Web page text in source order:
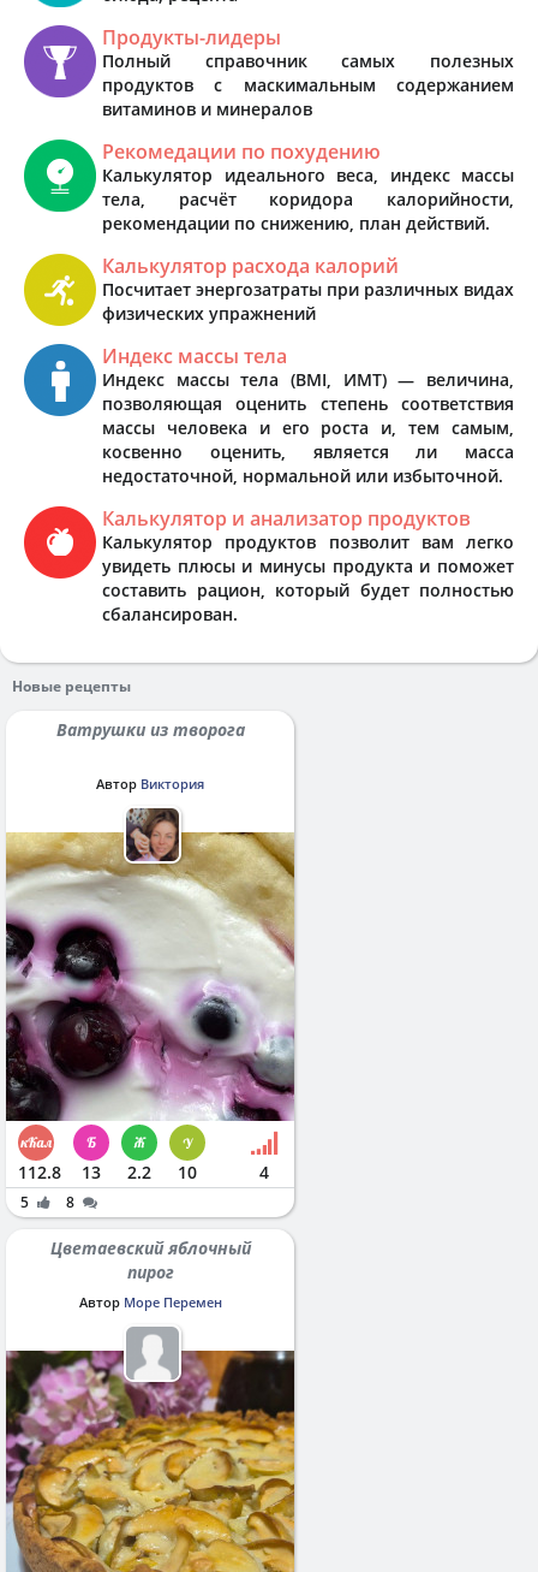
Продукты-лидеры
Полный справочник самых полезных
продуктов с маскимальным содержанием
витаминов и минералов
Рекомедации по похудению
Калькулятор идеального веса, индекс массы
тела, расчёт коридора калорийности,
рекомендации по снижению, план действий.
Калькулятор расхода калорий
Посчитает энергозатраты при различных видах
физических упражнений
Индекс массы тела
Индекс массы тела (BMI, ИМТ) — величина,
позволяющая оценить степень соответствия
массы человека и его роста и, тем самым,
косвенно оценить, является ли масса
недостаточной, нормальной или избыточной.
Калькулятор и анализатор продуктов
Калькулятор продуктов позволит вам легко
увидеть плюсы и минусы продукта и поможет
составить рацион, который будет полностью
сбалансирован.
Новые рецепты
Ватрушки из творога
Автор Виктория
112.8 13 2.2 10 4
5 8
Цветаевский яблочный
пирог
Автор Море Перемен